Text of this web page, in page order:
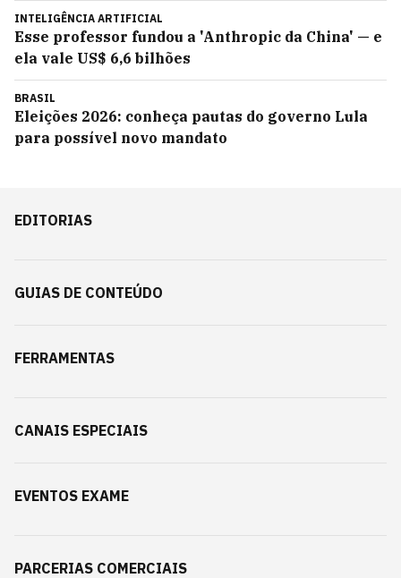
INTELIGÊNCIA ARTIFICIAL
Esse professor fundou a 'Anthropic da China' — e
ela vale US$ 6,6 bilhões
BRASIL
Eleições 2026: conheça pautas do governo Lula
para possível novo mandato
EDITORIAS
GUIAS DE CONTEÚDO
FERRAMENTAS
CANAIS ESPECIAIS
EVENTOS EXAME
PARCERIAS COMERCIAIS